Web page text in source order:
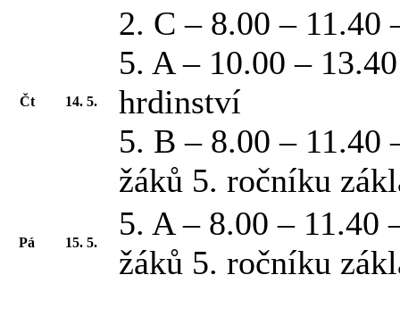
Čt 14. 5.
2. C – 8.00 – 11.40
5. A – 10.00 –
hrdinství
5. B – 8.00 –
žáků 5. ročníku
Pá 15. 5.
5. A – 8.00 –
žáků 5. ročníku